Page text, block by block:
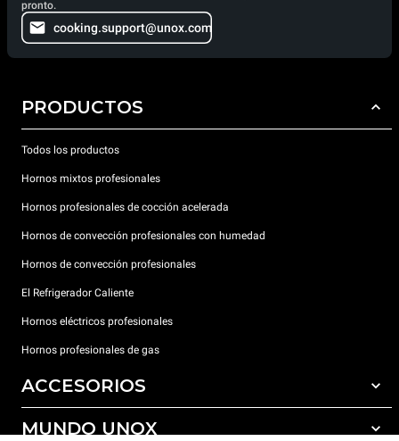
pronto.
cooking.support@unox.com
PRODUCTOS
Todos los productos
Hornos mixtos profesionales
Hornos profesionales de cocción acelerada
Hornos de convección profesionales con humedad
Hornos de convección profesionales
El Refrigerador Caliente
Hornos eléctricos profesionales
Hornos profesionales de gas
ACCESORIOS
Todos los accesorios
MUNDO UNOX